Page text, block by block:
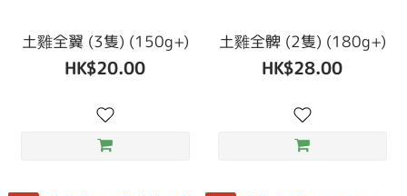
土雞全翼 (3隻) (150g+)
HK$20.00
土雞全髀 (2隻) (180g+)
HK$28.00